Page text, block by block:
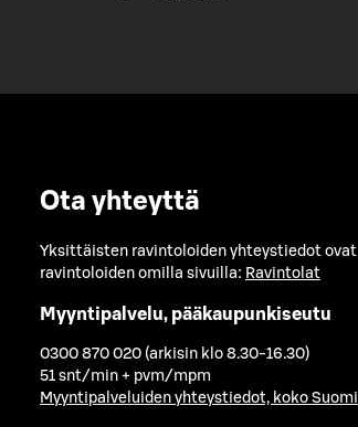
Ota yhteyttä
Yksittäisten ravintoloiden yhteystiedot ovat
ravintoloiden omilla sivuilla: Ravintolat
Myyntipalvelu, pääkaupunkiseutu
0300 870 020 (arkisin klo 8.30-16.30)
51 snt/min + pvm/mpm
Myyntipalveluiden yhteystiedot, koko Suomi